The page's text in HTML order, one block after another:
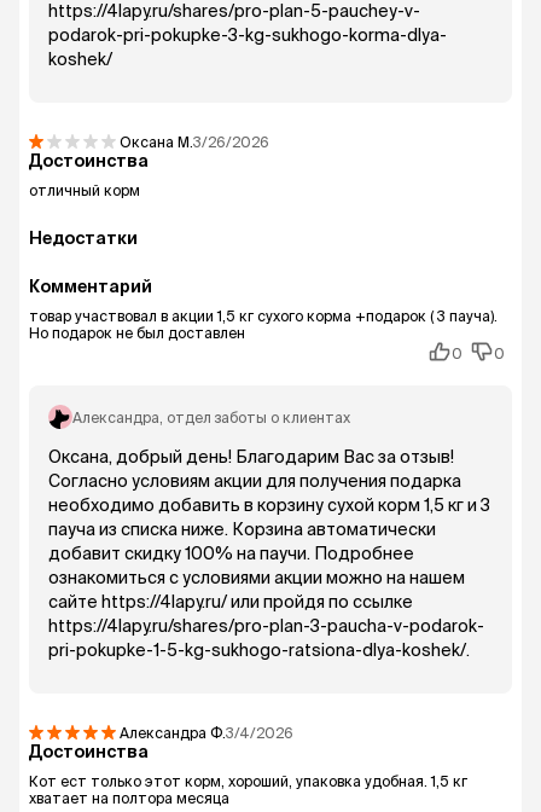
https://4lapy.ru/shares/pro-plan-5-pauchey-v-
podarok-pri-pokupke-3-kg-sukhogo-korma-dlya-
koshek/
Оксана М. 3/26/2026
Достоинства
отличный корм
Недостатки
Комментарий
товар участвовал в акции 1,5 кг сухого корма +подарок ( 3 пауча).
Но подарок не был доставлен
0
0
Александра , отдел заботы о клиентах
Оксана, добрый день! Благодарим Вас за отзыв!
Согласно условиям акции для получения подарка
необходимо добавить в корзину сухой корм 1,5 кг и 3
пауча из списка ниже. Корзина автоматически
добавит скидку 100% на паучи. Подробнее
ознакомиться с условиями акции можно на нашем
сайте https://4lapy.ru/ или пройдя по ссылке
https://4lapy.ru/shares/pro-plan-3-paucha-v-podarok-
pri-pokupke-1-5-kg-sukhogo-ratsiona-dlya-koshek/.
Александра Ф. 3/4/2026
Достоинства
Кот ест только этот корм, хороший, упаковка удобная. 1,5 кг
хватает на полтора месяца